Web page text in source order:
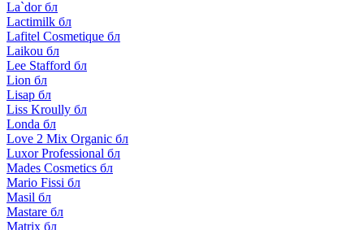
La`dor бл
Lactimilk бл
Lafitel Cosmetique бл
Laikou бл
Lee Stafford бл
Lion бл
Lisap бл
Liss Kroully бл
Londa бл
Love 2 Mix Organic бл
Luxor Professional бл
Mades Cosmetics бл
Mario Fissi бл
Masil бл
Mastare бл
Matrix бл